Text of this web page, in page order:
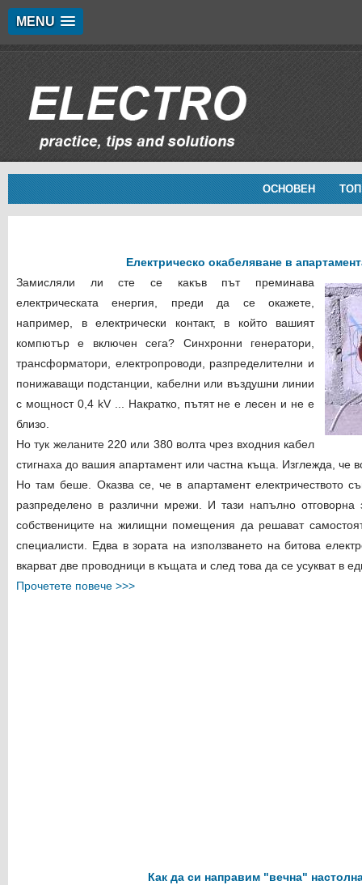
MENU
ОСНОВЕН
Електрическо окабеляване в
Замисляли ли сте се какъв път преминава
електрическата енергия, преди да се окажете,
например, в електрически контакт, в който вашият
компютър е включен сега? Синхронни генератори,
трансформатори, електропроводи, разпределителни и
понижаващи подстанции, кабелни или въздушни линии
с мощност 0,4 kV ... Накратко, пътят не е лесен и не е
близо.
Но тук желаните 220 или 380 волта чрез входния кабел
стигнаха до вашия апартамент или частна къща. Изглежда, че
Но там беше. Оказва се, че в апартамент електричеството
разпределено в различни мрежи. И тази напълно
собствениците на жилищни помещения да решават
специалисти. Едва в зората на използването на битова
вкарват две проводници в къщата и след това да се усукват в
Прочетете повече >>>
Как да си направим "вечна"